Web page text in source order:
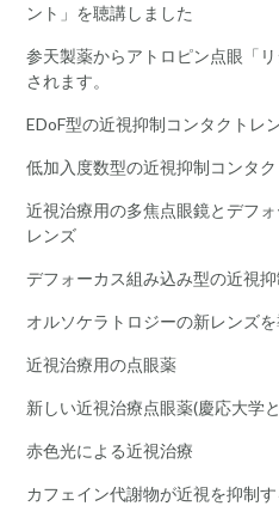
ント」を聴講しました
参天製薬からアトロピン点眼「
されます。
EDoF型の近視抑制コンタクトレ
低加入度数型の近視抑制コンタ
近視治療用の多焦点眼鏡とデフ
レンズ
デフォーカス組み込み型の近視
オルソケラトロジーの新レンズ
近視治療用の点眼薬
新しい近視治療点眼薬(慶応大学
赤色光による近視治療
カフェイン代謝物が近視を抑制す